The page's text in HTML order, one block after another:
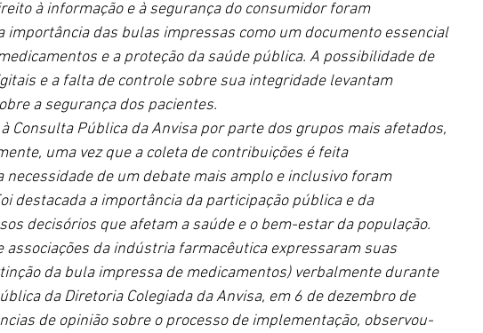
à informação e à segurança do consumidor foram
importância das bulas impressas como um documento essencial
e a proteção da saúde pública. A possibilidade de
e a falta de controle sobre sua integridade levantam
a segurança dos pacientes.
Consulta Pública da Anvisa por parte dos grupos mais afetados,
uma vez que a coleta de contribuições é feita
necessidade de um debate mais amplo e inclusivo foram
destacada a importância da participação pública e da
decisórios que afetam a saúde e o bem-estar da população.
da indústria farmacêutica expressaram suas
da bula impressa de medicamentos) verbalmente durante
da Diretoria Colegiada da Anvisa, em 6 de dezembro de
de opinião sobre o processo de implementação, observou-